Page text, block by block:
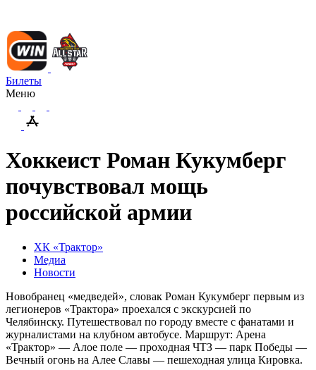
Билеты
Меню
Хоккеист Роман Кукумберг
почувствовал мощь
российской армии
ХК «Трактор»
Медиа
Новости
Новобранец «медведей», словак Роман Кукумберг первым из
легионеров «Трактора» проехался с экскурсией по
Челябинску. Путешествовал по городу вместе с фанатами и
журналистами на клубном автобусе. Маршрут: Арена
«Трактор» — Алое поле — проходная ЧТЗ — парк Победы —
Вечный огонь на Алее Славы — пешеходная улица Кировка.